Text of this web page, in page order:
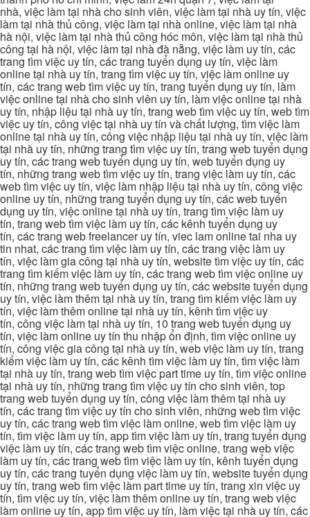
nhà, việc làm tại nhà cho sinh viên, việc làm tại nhà uy tín, việc
làm tại nhà thủ công, việc làm tại nhà online, việc làm tại nhà
hà nội, việc làm tại nhà thủ công hóc môn, việc làm tại nhà thủ
công tại hà nội, việc làm tại nhà đà nẵng, việc làm uy tín, các
trang tìm việc uy tín, các trang tuyển dụng uy tín, việc làm
online tại nhà uy tín, trang tìm việc uy tín, việc làm online uy
tín, các trang web tìm việc uy tín, trang tuyển dụng uy tín, làm
việc online tại nhà cho sinh viên uy tín, làm việc online tại nhà
uy tín, nhập liệu tại nhà uy tín, trang web tìm việc uy tín, web tìm
việc uy tín, công việc tại nhà uy tín và chất lượng, tìm việc làm
online tại nhà uy tín, công việc nhập liệu tại nhà uy tín, việc làm
tại nhà uy tín, những trang tìm việc uy tín, trang web tuyển dụng
uy tín, các trang web tuyển dụng uy tín, web tuyển dụng uy
tín, những trang web tìm việc uy tín, trang việc làm uy tín, các
web tìm việc uy tín, việc làm nhập liệu tại nhà uy tín, công việc
online uy tín, những trang tuyển dụng uy tín, các web tuyển
dụng uy tín, việc online tại nhà uy tín, trang tìm việc làm uy
tín, trang web tìm việc làm uy tín, các kênh tuyển dụng uy
tín, các trang web freelancer uy tín, viec lam online tai nha uy
tin nhat, các trang tìm việc làm uy tín, các trang việc làm uy
tín, việc làm gia công tại nhà uy tín, website tìm việc uy tín, các
trang tìm kiếm việc làm uy tín, các trang web tìm việc online uy
tín, những trang web tuyển dụng uy tín, các website tuyển dụng
uy tín, việc làm thêm tại nhà uy tín, trang tìm kiếm việc làm uy
tín, việc làm thêm online tại nhà uy tín, kênh tìm việc uy
tín, công việc làm tại nhà uy tín, 10 trang web tuyển dụng uy
tín, việc làm online uy tín thu nhập ổn định, tìm việc online uy
tín, công việc gia công tại nhà uy tín, web việc làm uy tín, trang
kiếm việc làm uy tín, các kênh tìm việc làm uy tín, tìm việc làm
tại nhà uy tín, trang web tìm việc part time uy tín, tìm việc online
tại nhà uy tín, những trang tìm việc uy tín cho sinh viên, top
trang web tuyển dụng uy tín, công việc làm thêm tại nhà uy
tín, các trang tìm việc uy tín cho sinh viên, những web tìm việc
uy tín, các trang web tìm việc làm online, web tìm việc làm uy
tín, tìm việc làm uy tín, app tìm việc làm uy tín, trang tuyển dụng
việc làm uy tín, các trang web tìm việc online, trang web việc
làm uy tín, các trang web tìm việc làm uy tín, kênh tuyển dụng
uy tín, các trang tuyển dụng việc làm uy tín, website tuyển dụng
uy tín, trang web tìm việc làm part time uy tín, trang xin việc uy
tín, tìm việc uy tín, việc làm thêm online uy tín, trang web việc
làm online uy tín, app tìm việc uy tín, làm việc tại nhà uy tín, các